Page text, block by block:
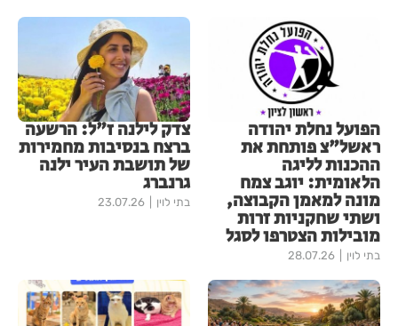
הפועל נחלת יהודה
ראשל"צ פותחת את
ההכנות לליגה
הלאומית: יוגב צמח
מונה למאמן הקבוצה,
ושתי שחקניות זרות
מובילות הצטרפו לסגל
בתי לוין 28.07.26
צדק לילנה ז"ל: הרשעה
ברצח בנסיבות מחמירות
של תושבת העיר ילנה
גרנברג
בתי לוין 23.07.26